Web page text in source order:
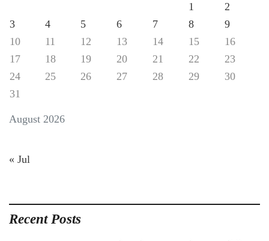
August 2026
1
2
3
4 5 6 7 8
9
10
11 12 13 14 15
16
17
18 19 20 21 22
23
24
25 26 27 28 29
30
31
« Jul
Recent Posts